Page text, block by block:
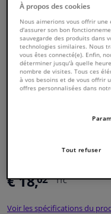
Filtres & liquides
Bagages & transport
Fenêtres & accessoires
Numéro de fabrication:100 399
€ 18,02 TTC
Voir les spécifications du
À propos des cookies
Nous aimerions vous offrir
d'assurer son bon
sauvegarde des produits dans
technologies similaires. Nous
vous êtes connecté(e). Enfin,
déterminer jusqu'à quelle
nombre de visites. Tous ces
à vos besoins et de vous offrir
offres personnalisées dans
Tout refuser